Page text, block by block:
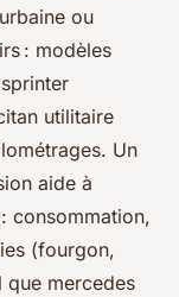
ou
: modèles
utilitaire
Un
aide à
consommation,
(fourgon,
mercedes